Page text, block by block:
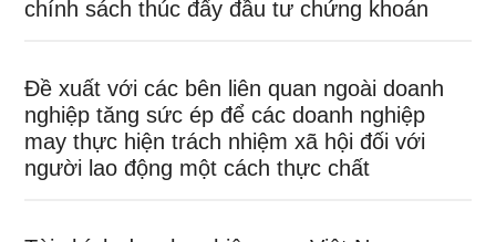
chính sách thúc đẩy đầu tư chứng khoán
Đề xuất với các bên liên quan ngoài doanh
nghiệp tăng sức ép để các doanh nghiệp
may thực hiện trách nhiệm xã hội đối với
người lao động một cách thực chất